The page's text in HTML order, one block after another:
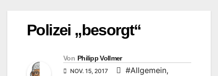
Polizei „besorgt“
Von Philipp Vollmer
NOV. 15, 2017 #Allgemein,